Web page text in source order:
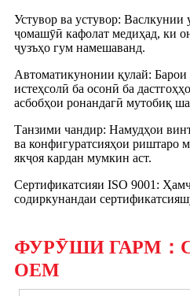
Устувор ва устувор:
ҷомашӯӣ кафолат медиҳад, ки
ҷузъҳо гум намешаванд.
Автоматикунонии қулай:
истеҳсолӣ ба осонӣ ба
асбобҳои ронандагӣ мутобиқ
Танзими чандир: Намудҳои
ва конфигуратсияҳои риштаро
якҷоя кардан мумкин аст.
Сертификатсияи ISO 9001:
содиркунандаи
ФУРӮШИ ГАРМ：
OEM